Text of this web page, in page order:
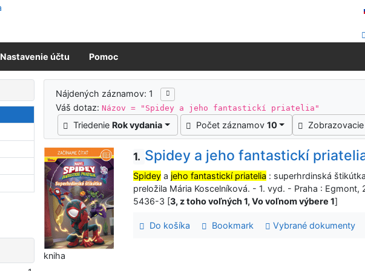
Nastavenie účtu Pomoc
Výsledky vyhľadávania
Nájdených záznamov: 1
Váš dotaz:Názov = "Spidey a jeho fantastickí priatelia"
Triedenie Rok vydania Počet záznamov 10
1. Spidey a jeho fantastickí
Spidey a jeho fantastickí priatelia : superhrdinská
preložila Mária Koscelníková. - 1. vyd. - Praha :
5436-3 [3, z toho voľných 1, Vo voľnom výbere 1]
Do košíka Bookmark Vybrané dokumenty
kniha